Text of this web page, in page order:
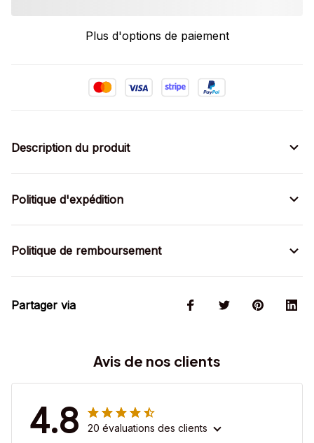
Plus d'options de paiement
Description du produit
Politique d'expédition
Politique de remboursement
Partager via
Avis de nos clients
4.8 20 évaluations des clients